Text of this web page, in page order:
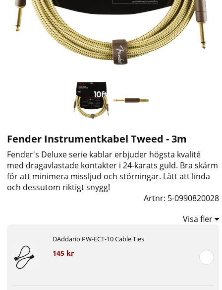
Fender Instrumentkabel Tweed - 3m
Fender's Deluxe serie kablar erbjuder högsta kvalité
med dragavlastade kontakter i 24-karats guld. Bra skärm
för att minimera missljud och störningar. Lätt att linda
och dessutom riktigt snygg!
Artnr: 5-0990820028
Visa fler
DAddario PW-ECT-10 Cable Ties
145 kr